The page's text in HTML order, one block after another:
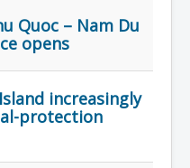
Quoc – Nam Du
opens
increasingly
protection